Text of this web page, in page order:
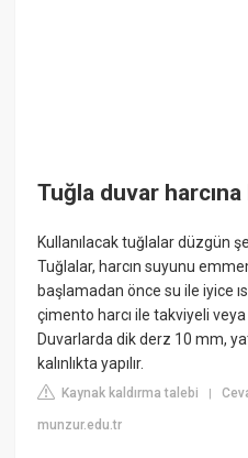
Tuğla duvar harcına
Kullanılacak tuğlalar düzgün
Tuğlalar, harcın suyunu
başlamadan önce su ile iyice
çimento harcı ile takviyeli
Duvarlarda dik derz 10 mm,
kalınlıkta yapılır.
Kaynak kaldırma talebi |
munzur.edu.tr